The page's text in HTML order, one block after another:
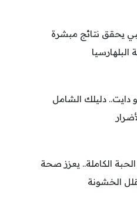
يحقق نتائج مبشرة
دايت.. دليلك الشامل
الكاملة.. يعزز صحة
الخشونة